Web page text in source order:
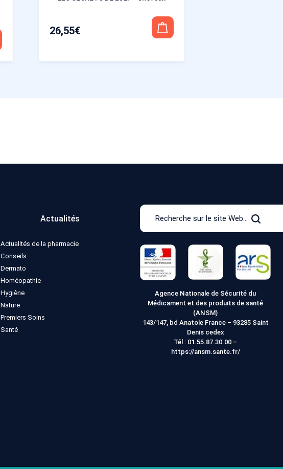
26,55€
Actualités
Actualités de la pharmacie
Conseils
Dermato
Homéopathie
Hygiène
Nature
Premiers Soins
Santé
Recherche
le
site
Web
Agence Nationale de Sécurité du
Médicament et des produits de santé
(ANSM)
143/147, bd Anatole France – 93285 Saint
Denis cedex
Tél : 01.55.87.30.00 –
https://ansm.sante.fr/